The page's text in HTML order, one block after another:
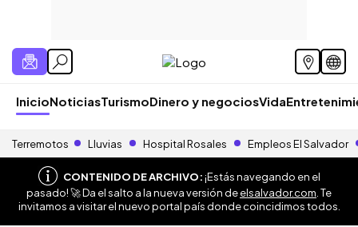
InicioNoticiasTurismoDinero y negociosVida
Terremotos Lluvias Hospital Rosales Empleos El Salvador
CONTENIDO DE ARCHIVO:¡Estás navegando en el
pasado! 🚀 Da el salto a la nueva versión deelsalvador.com . Te
invitamos a visitar el nuevo portal país donde coincidimos todos.